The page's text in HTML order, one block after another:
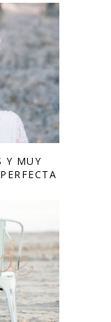
Y MUY